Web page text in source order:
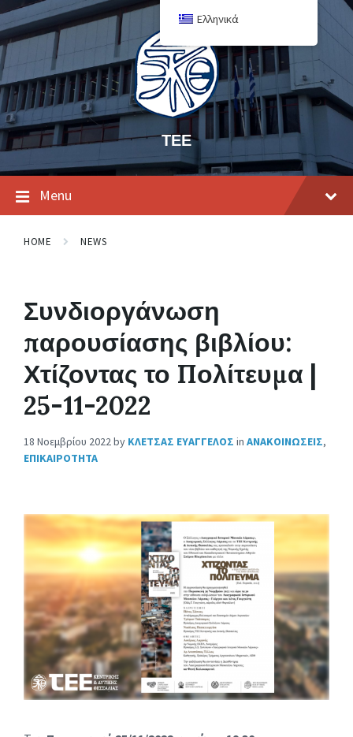
ΤΕΕ
Menu
HOME NEWS
Συνδιοργάνωση
παρουσίασης βιβλίου:
Χτίζοντας το Πολίτευμα |
25-11-2022
18 Νοεμβρίου 2022by ΚΛΕΤΣΑΣ ΕΥΑΓΓΕΛΟΣ in ΑΝΑΚΟΙΝΩΣΕΙΣ,
ΕΠΙΚΑΙΡΟΤΗΤΑ
Ελληνικά